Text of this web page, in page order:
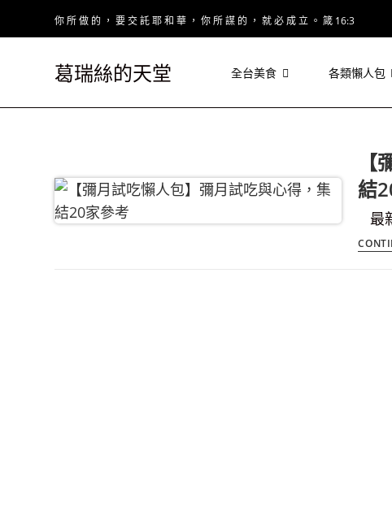
你 所 做 的 ， 要 交 託 耶 和 華 ， 你 所 謀 的 ， 就 必 成 立 。 箴 16:3
葛瑞絲的天堂 全台美食 各類懶人包
結
最